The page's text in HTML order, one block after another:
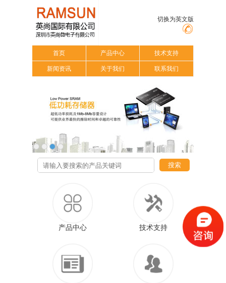
切换为英文版
首页 产品中心 技术支持
新闻资讯 关于我们 联系我们
搜索
产品中心 技术支持